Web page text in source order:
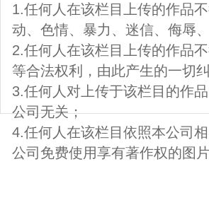
1.任何人在该栏目上传的作品
动、色情、暴力、迷信、侮辱
2.任何人在该栏目上传的作品
等合法权利，由此产生的一切
3.任何人对上传于该栏目的作
公司无关；
4.任何人在该栏目依照本公司
公司免费使用享有著作权的图